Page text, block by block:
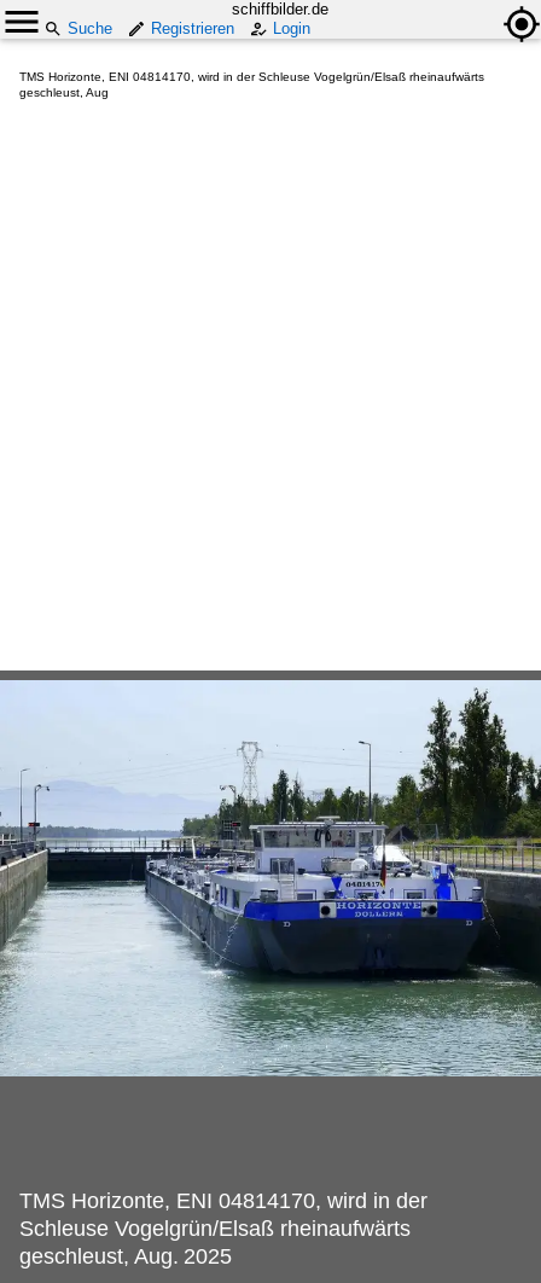
schiffbilder.de
Suche
Registrieren Login
TMS Horizonte, ENI 04814170, wird in der Schleuse Vogelgrün/Elsaß rheinaufwärts
geschleust, Aug
TMS Horizonte, ENI 04814170, wird in der
Schleuse Vogelgrün/Elsaß rheinaufwärts
geschleust, Aug. 2025